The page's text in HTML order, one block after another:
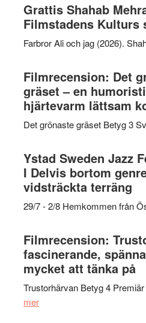
Grattis Shahab
Filmstadens Kulturs
Farbror Ali och jag (2026).
Filmrecension: Det
gräset – en
hjärtevarm lättsam
Det grönaste gräset Betyg 3
Ystad Sweden Jazz
I Delvis bortom
vidsträckta terräng
29/7 - 2/8 Hemkommen från
Filmrecension:
fascinerande,
mycket att tänka på
Trustorhärvan Betyg 4
merom